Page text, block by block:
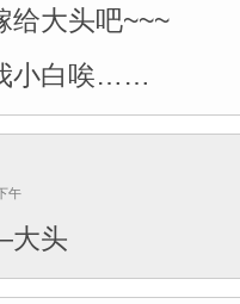
给大头吧~~~
小白唉……
午
大头